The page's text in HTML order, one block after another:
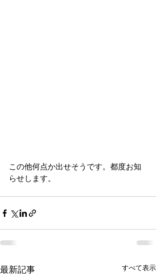
この他何点か出せそうです。都度お知
らせします。
最新記事 すべて表示